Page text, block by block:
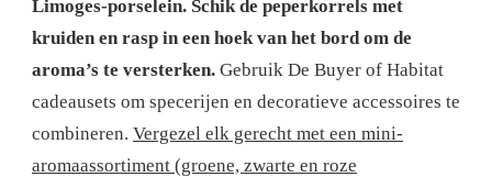
Limoges-porselein. Schik de peperkorrels met
kruiden en rasp in een hoek van het bord om de
aroma’s te versterken. Gebruik De Buyer of Habitat
cadeausets om specerijen en decoratieve accessoires te
combineren. Vergezel elk gerecht met een mini-
aromaassortiment (groene, zwarte en roze